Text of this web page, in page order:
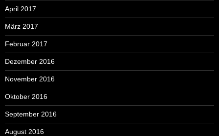
April 2017
März 2017
Februar 2017
Dezember 2016
November 2016
Oktober 2016
September 2016
August 2016